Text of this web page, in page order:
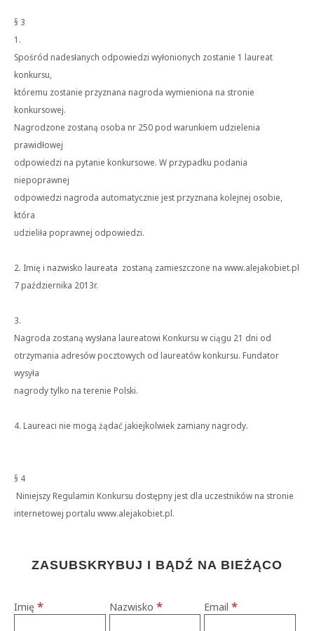
§ 3
1.
Spośród nadesłanych odpowiedzi wyłonionych zostanie 1 laureat
konkursu,
któremu zostanie przyznana nagroda wymieniona na stronie
konkursowej.
Nagrodzone zostaną osoba nr 250 pod warunkiem udzielenia
prawidłowej
odpowiedzi na pytanie konkursowe. W przypadku podania
niepoprawnej
odpowiedzi nagroda automatycznie jest przyznana kolejnej osobie,
która
udzieliła poprawnej odpowiedzi.
2. Imię i nazwisko laureata zostaną zamieszczone na www.alejakobiet.pl
7 października 2013r.
3.
Nagroda zostaną wysłana laureatowi Konkursu w ciągu 21 dni od
otrzymania adresów pocztowych od laureatów konkursu. Fundator
wysyła
nagrody tylko na terenie Polski.
4. Laureaci nie mogą żądać jakiejkolwiek zamiany nagrody.
§ 4
Niniejszy Regulamin Konkursu dostępny jest dla uczestników na stronie
internetowej portalu www.alejakobiet.pl.
ZASUBSKRYBUJ I BĄDŹ NA BIEŻĄCO
Imię * Nazwisko * Email*